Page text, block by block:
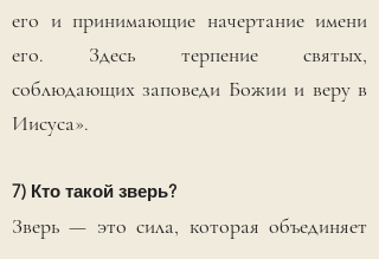
его и принимающие начертание имени
его. Здесь терпение святых,
соблюдающих заповеди Божии и веру в
Иисуса».
7) Кто такой зверь?
Зверь — это сила, которая объединяет